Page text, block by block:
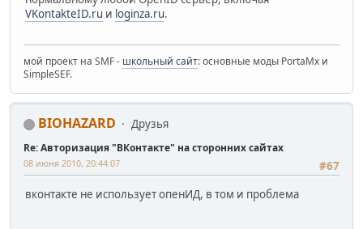
VKontakteID.ru и loginza.ru.
мой проект на SMF - школьный сайт: основные моды PortaMx и
SimpleSEF.
BIOHAZARD Друзья
Re: Авторизация "ВКонтакте" на сторонних сайтах
#67
08 июня 2010, 20:44:07
вконтакте не использует опенИД, в том и проблема